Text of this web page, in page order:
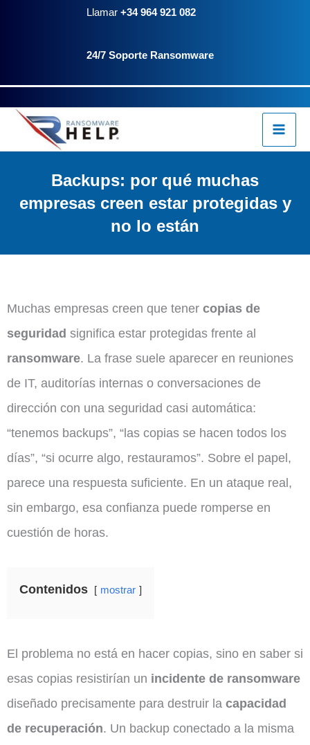
Llamar +34 964 921 082
24/7 Soporte Ransomware
Backups: por qué muchas
empresas creen estar protegidas y
no lo están
Muchas empresas creen que tener copias de
seguridad significa estar protegidas frente al
ransomware. La frase suele aparecer en reuniones
de IT, auditorías internas o conversaciones de
dirección con una seguridad casi automática:
“tenemos backups”, “las copias se hacen todos los
días”, “si ocurre algo, restauramos”. Sobre el papel,
parece una respuesta suficiente. En un ataque real,
sin embargo, esa confianza puede romperse en
cuestión de horas.
Contenidos mostrar
El problema no está en hacer copias, sino en saber si
esas copias resistirían un incidente de ransomware
diseñado precisamente para destruir la capacidad
de recuperación. Un backup conectado a la misma